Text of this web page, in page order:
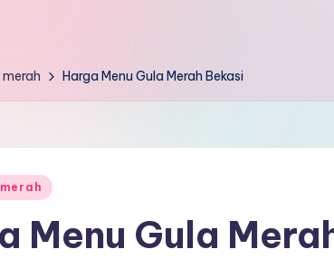
Harga Menu Gula Merah Bekasi
Menu Gula